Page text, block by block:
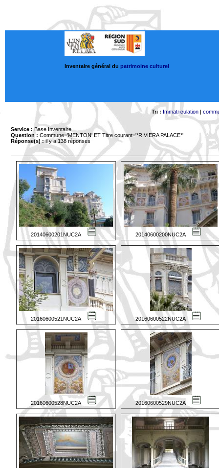
Inventaire général du patrimoine culturel
Tri : Immatriculation|
Service : Base Inventaire
Question : Commune='MENTON' ET Titre courant='*RIVIERA PALACE*'
Réponse(s) :il y a 138 réponses
20140600201NUC2A 20140600200NUC2A
20160600521NUC2A 20160600522NUC2A
20160600528NUC2A 20160600529NUC2A